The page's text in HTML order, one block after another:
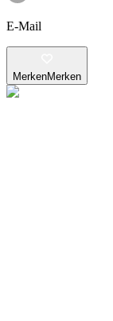
E-Mail
MerkenMerken